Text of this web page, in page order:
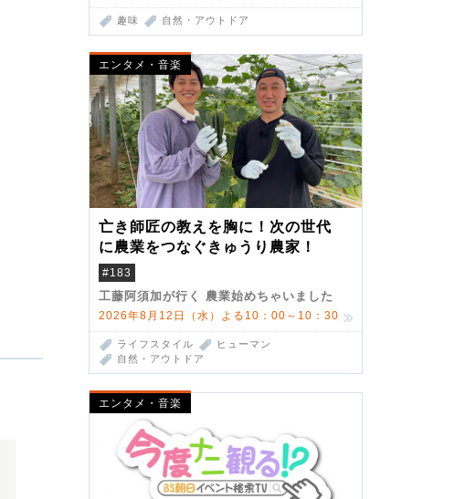
趣味 自然・アウトドア
エンタメ・音楽
亡き師匠の教えを胸に！次の世代
に農業をつなぐきゅうり農家！
#183
工藤阿須加が行く 農業始めちゃいました
2026年8月12日（水）よる10：00～10：30
ライフスタイル
ヒューマン
自然・アウトドア
エンタメ・音楽